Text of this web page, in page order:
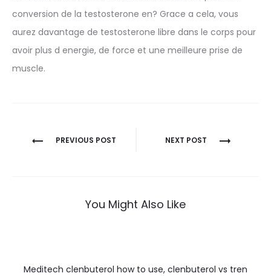
conversion de la testosterone en? Grace a cela, vous
aurez davantage de testosterone libre dans le corps pour
avoir plus d energie, de force et une meilleure prise de
muscle.
Nawigacja
PREVIOUS POST NEXT POST
You Might Also Like
Meditech clenbuterol how to use, clenbuterol vs tren